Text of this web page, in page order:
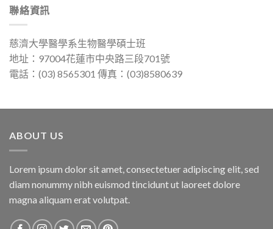
聯絡資訊
慈濟大學醫學系生物醫學碩士班
地址：97004花蓮市中央路三段701號
電話：(03) 8565301 傳真：(03)8580639
ABOUT US
Lorem ipsum dolor sit amet, consectetuer adipiscing elit, sed
diam nonummy nibh euismod tincidunt ut laoreet dolore
magna aliquam erat volutpat.